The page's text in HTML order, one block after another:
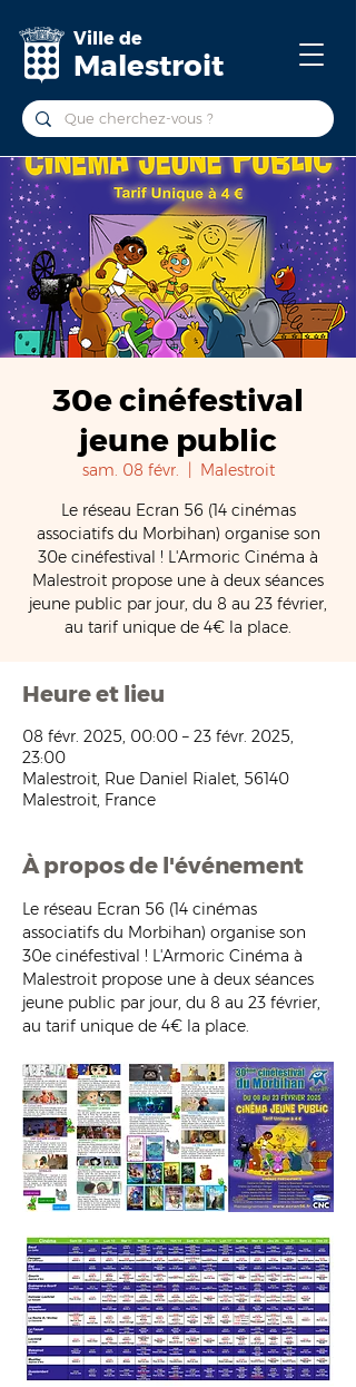
Ville de
Malestroit
30e cinéfestival
jeune public
sam. 08 févr.
Malestroit
Le réseau Ecran 56 (14 cinémas
associatifs du Morbihan) organise son
30e cinéfestival ! L'Armoric Cinéma à
Malestroit propose une à deux séances
jeune public par jour, du 8 au 23 février,
au tarif unique de 4€ la place.
Heure et lieu
08 févr. 2025, 00:00 – 23 févr. 2025,
23:00
Malestroit, Rue Daniel Rialet, 56140
Malestroit, France
À propos de l'événement
Le réseau Ecran 56 (14 cinémas
associatifs du Morbihan) organise son
30e cinéfestival ! L'Armoric Cinéma à
Malestroit propose une à deux séances
jeune public par jour, du 8 au 23 février,
au tarif unique de 4€ la place.